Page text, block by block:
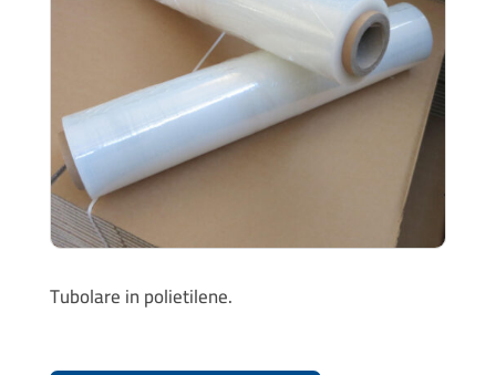
Tubolare in polietilene.